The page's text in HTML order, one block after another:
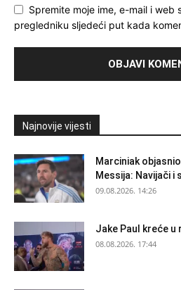
Spremite moje ime, e-mail i web
pregledniku sljedeći put kada
Najnovije vijesti
Marciniak
Messija: Navijači i
09.08.2026. 14:26
Jake Paul kreće u
08.08.2026. 17:44